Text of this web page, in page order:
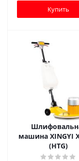
Купить
машина XINGYI
(HTG)